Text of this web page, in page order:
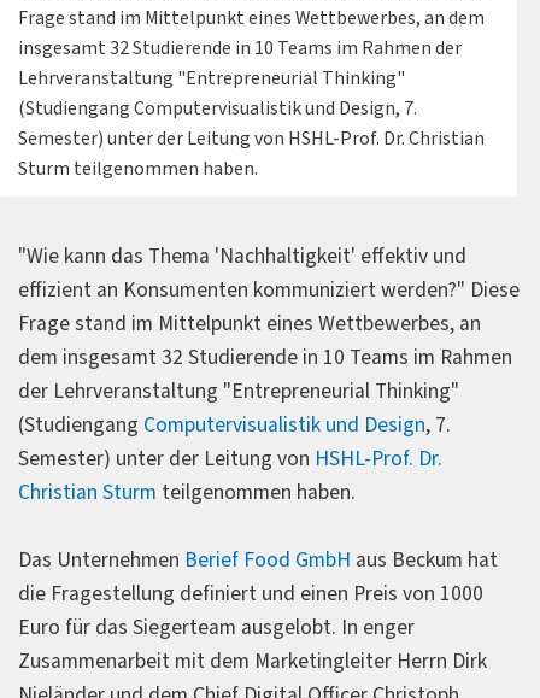
Frage stand im Mittelpunkt eines Wettbewerbes, an dem
insgesamt 32 Studierende in 10 Teams im Rahmen der
Lehrveranstaltung "Entrepreneurial Thinking"
(Studiengang Computervisualistik und Design, 7.
Semester) unter der Leitung von HSHL-Prof. Dr. Christian
Sturm teilgenommen haben.
"Wie kann das Thema 'Nachhaltigkeit' effektiv und
effizient an Konsumenten kommuniziert werden?" Diese
Frage stand im Mittelpunkt eines Wettbewerbes, an
dem insgesamt 32 Studierende in 10 Teams im Rahmen
der Lehrveranstaltung "Entrepreneurial Thinking"
(Studiengang Computervisualistik und Design, 7.
Semester) unter der Leitung von HSHL-Prof. Dr.
Christian Sturm teilgenommen haben.
Das Unternehmen Berief Food GmbH aus Beckum hat
die Fragestellung definiert und einen Preis von 1000
Euro für das Siegerteam ausgelobt. In enger
Zusammenarbeit mit dem Marketingleiter Herrn Dirk